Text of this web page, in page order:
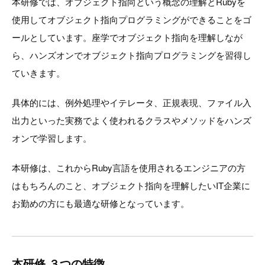
使用してオブジェクト指向プログラミングができることをゴ
ールとしています。座学でオブジェクト指向を理解しなが
ら、ハンズオンでオブジェクト指向プログラミングを習得し
ていきます。
具体的には、例外処理やイテレータ、正規表現、ファイル入
出力といった実務でよく使われるクラスやメソッドをハンズ
オンで学習します。
本研修は、これからRuby言語を使用されるエンジニアの方
はもちろんのこと、オブジェクト指向を理解したいIT企業に
お勤めの方にも最適な研修となっています。